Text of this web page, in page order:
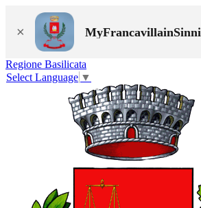
× MyFrancavillainSinni
Regione Basilicata
Select Language ▼